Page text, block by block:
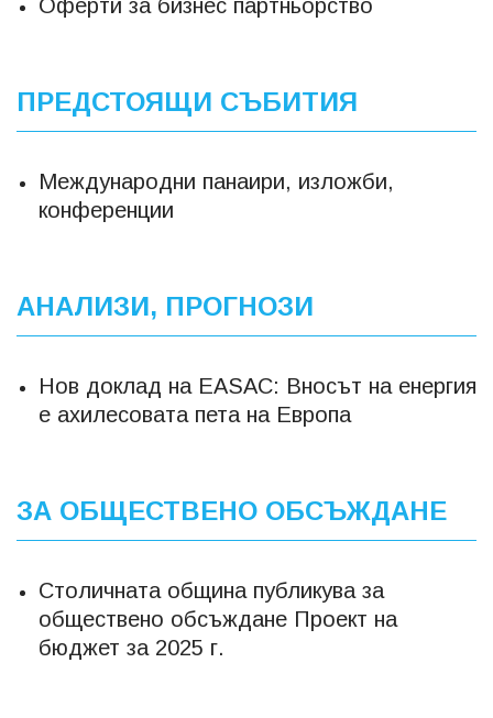
Оферти за бизнес партньорство
ПРЕДСТОЯЩИ СЪБИТИЯ
Международни панаири, изложби,
конференции
АНАЛИЗИ, ПРОГНОЗИ
Нов доклад на EASAC: Вносът на енергия
е ахилесовата пета на Европа
ЗА ОБЩЕСТВЕНО ОБСЪЖДАНЕ
Столичната община публикува за
обществено обсъждане Проект на
бюджет за 2025 г.